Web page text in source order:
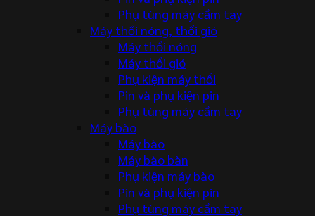
Phụ tùng máy cầm tay
Máy thổi nóng, thổi gió
Máy thổi nóng
Máy thổi gió
Phụ kiện máy thổi
Pin và phụ kiện pin
Phụ tùng máy cầm tay
Máy bào
Máy bào
Máy bào bàn
Phụ kiện máy bào
Pin và phụ kiện pin
Phụ tùng máy cầm tay